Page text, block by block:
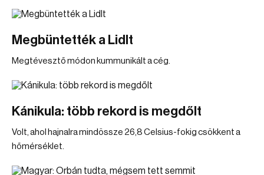
Megbüntették a Lidlt
Megtévesztő módon kummunikált a cég.
Kánikula: több rekord is megdőlt
Volt, ahol hajnalra mindössze 26,8 Celsius-fokig csökkent a
hőmérséklet.